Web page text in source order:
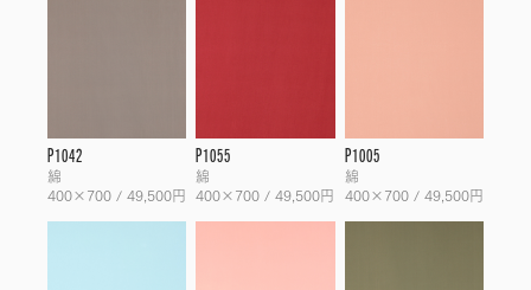
P1042
綿
400×700 / 49,500円
P1055
綿
400×700 / 49,500円
P1005
綿
400×700 / 49,500円